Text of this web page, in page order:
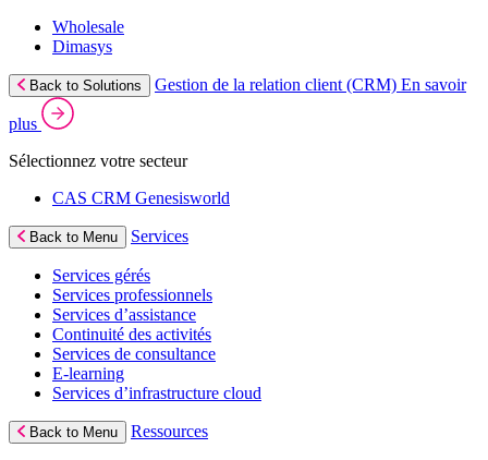
Wholesale
Dimasys
Back to Solutions Gestion de la relation client (CRM) En savoir
plus
Sélectionnez votre secteur
CAS CRM Genesisworld
Back to Menu Services
Services gérés
Services professionnels
Services d’assistance
Continuité des activités
Services de consultance
E‑learning
Services d’infrastructure cloud
Back to Menu Ressources